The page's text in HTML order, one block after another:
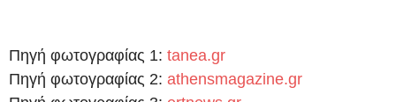
Πηγή φωτογραφίας 1: tanea.gr
Πηγή φωτογραφίας 2: athensmagazine.gr